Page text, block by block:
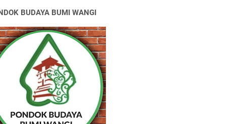
BUDAYA BUMI WANGI